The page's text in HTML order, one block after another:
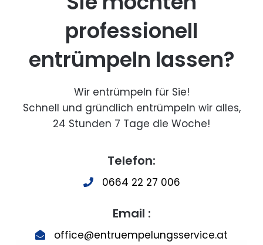
professionell
entrümpeln lassen?
Wir entrümpeln für Sie!
Schnell und gründlich entrümpeln wir alles,
24 Stunden 7 Tage die Woche!
Telefon:
0664 22 27 006
Email :
office@entruempelungsservice.at